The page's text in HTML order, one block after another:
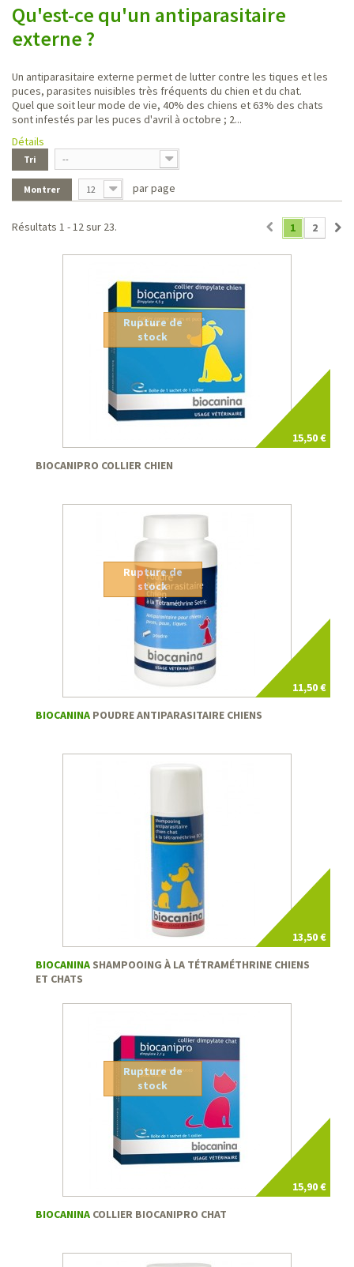
Qu'est-ce qu'un antiparasitaire
externe ?
Un antiparasitaire externe permet de lutter contre les tiques et les
puces, parasites nuisibles très fréquents du chien et du chat.
Quel que soit leur mode de vie, 40% des chiens et 63% des chats
sont infestés par les puces d'avril à octobre ; 2...
Détails
Tri --
Montrer 12 par page
1 2
Résultats 1 - 12 sur 23.
15,50 €
Rupture de
stock
BIOCANIPRO COLLIER CHIEN
11,50 €
Rupture de
stock
BIOCANINA POUDRE ANTIPARASITAIRE CHIENS
13,50 €
BIOCANINA SHAMPOOING À LA TÉTRAMÉTHRINE CHIENS
ET CHATS
15,90 €
Rupture de
stock
BIOCANINA COLLIER BIOCANIPRO CHAT